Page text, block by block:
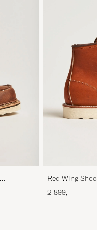
Red Wing
Leather
2 899,-